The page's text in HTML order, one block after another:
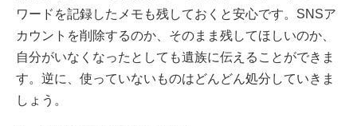
ワードを記録したメモも残しておくと安心です。SNSア
カウントを削除するのか、そのまま残してほしいのか、
自分がいなくなったとしても遺族に伝えることができま
す。逆に、使っていないものはどんどん処分していきま
しょう。